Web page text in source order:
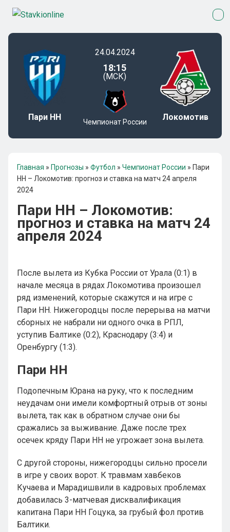
Пари НН
24.04.2024
18:15
(МСК)
Чемпионат России Локомотив
Главная » Прогнозы » Футбол » Чемпионат России » Пари
НН – Локомотив: прогноз и ставка на матч 24 апреля
2024
Пари НН – Локомотив:
прогноз и ставка на матч 24
апреля 2024
После вылета из Кубка России от Урала (0:1) в
начале месяца в рядах Локомотива произошел
ряд изменений, которые скажутся и на игре с
Пари НН. Нижегородцы после перерыва на матчи
сборных не набрали ни одного очка в РПЛ,
уступив Балтике (0:2), Краснодару (3:4) и
Оренбургу (1:3).
Пари НН
Подопечным Юрана на руку, что к последним
неудачам они имели комфортный отрыв от зоны
вылета, так как в обратном случае они бы
сражались за выживание. Даже после трех
осечек кряду Пари НН не угрожает зона вылета.
С другой стороны, нижегородцы сильно просели
в игре у своих ворот. К травмам хавбеков
Кучаева и Марадишвили в кадровых проблемах
добавилась 3-матчевая дисквалификация
капитана Пари НН Гоцука, за грубый фол против
Балтики.